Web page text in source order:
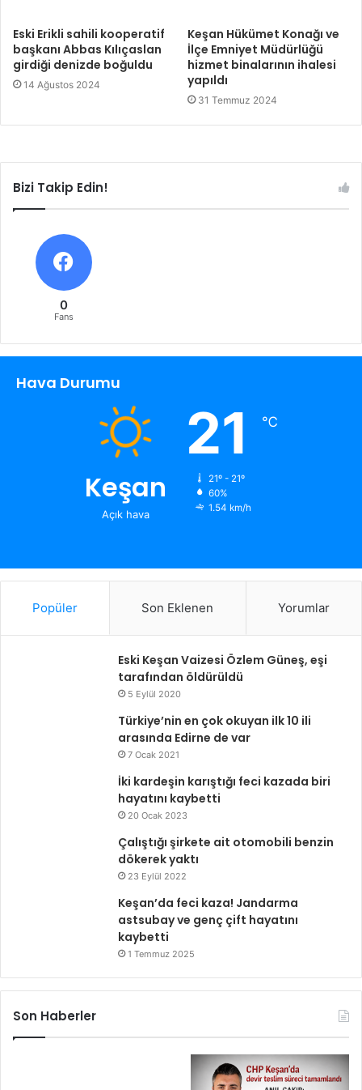
Eski Erikli sahili kooperatif
başkanı Abbas Kılıçaslan
girdiği denizde boğuldu
14 Ağustos 2024
Keşan Hükümet Konağı ve
İlçe Emniyet Müdürlüğü
hizmet binalarının ihalesi
yapıldı
31 Temmuz 2024
Bizi Takip Edin!
0
Fans
Hava Durumu
Keşan
Açık hava
21 ℃
21º - 21º
60%
1.54 km/h
Popüler Son Eklenen Yorumlar
Eski Keşan Vaizesi Özlem Güneş, eşi
tarafından öldürüldü
5 Eylül 2020
Türkiye’nin en çok okuyan ilk 10 ili
arasında Edirne de var
7 Ocak 2021
İki kardeşin karıştığı feci kazada biri
hayatını kaybetti
20 Ocak 2023
Çalıştığı şirkete ait otomobili benzin
dökerek yaktı
23 Eylül 2022
Keşan’da feci kaza! Jandarma
astsubay ve genç çift hayatını
kaybetti
1 Temmuz 2025
Son Haberler